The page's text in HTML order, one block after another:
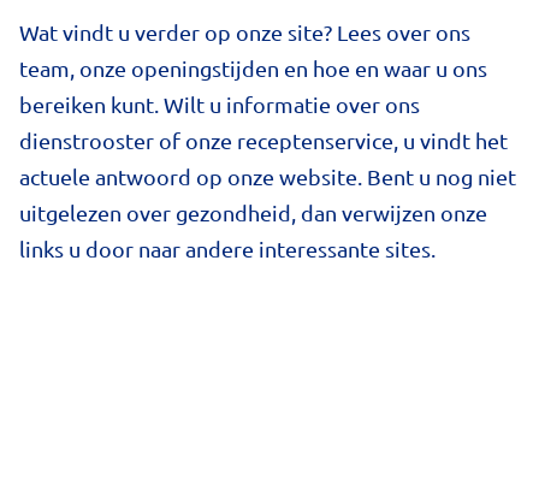
Wat vindt u verder op onze site? Lees over ons
team, onze openingstijden en hoe en waar u ons
bereiken kunt. Wilt u informatie over ons
dienstrooster of onze receptenservice, u vindt het
actuele antwoord op onze website. Bent u nog niet
uitgelezen over gezondheid, dan verwijzen onze
links u door naar andere interessante sites.